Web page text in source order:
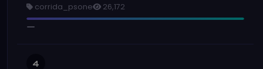
corrida_psone 26,172
4